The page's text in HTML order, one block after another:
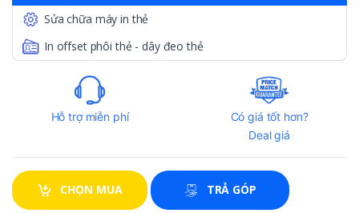
Sửa chữa máy in thẻ
In offset phôi thẻ - dây đeo thẻ
Hỗ trợ miễn phí
Có giá tốt hơn?
Deal giá
CHỌN MUA TRẢ GÓP